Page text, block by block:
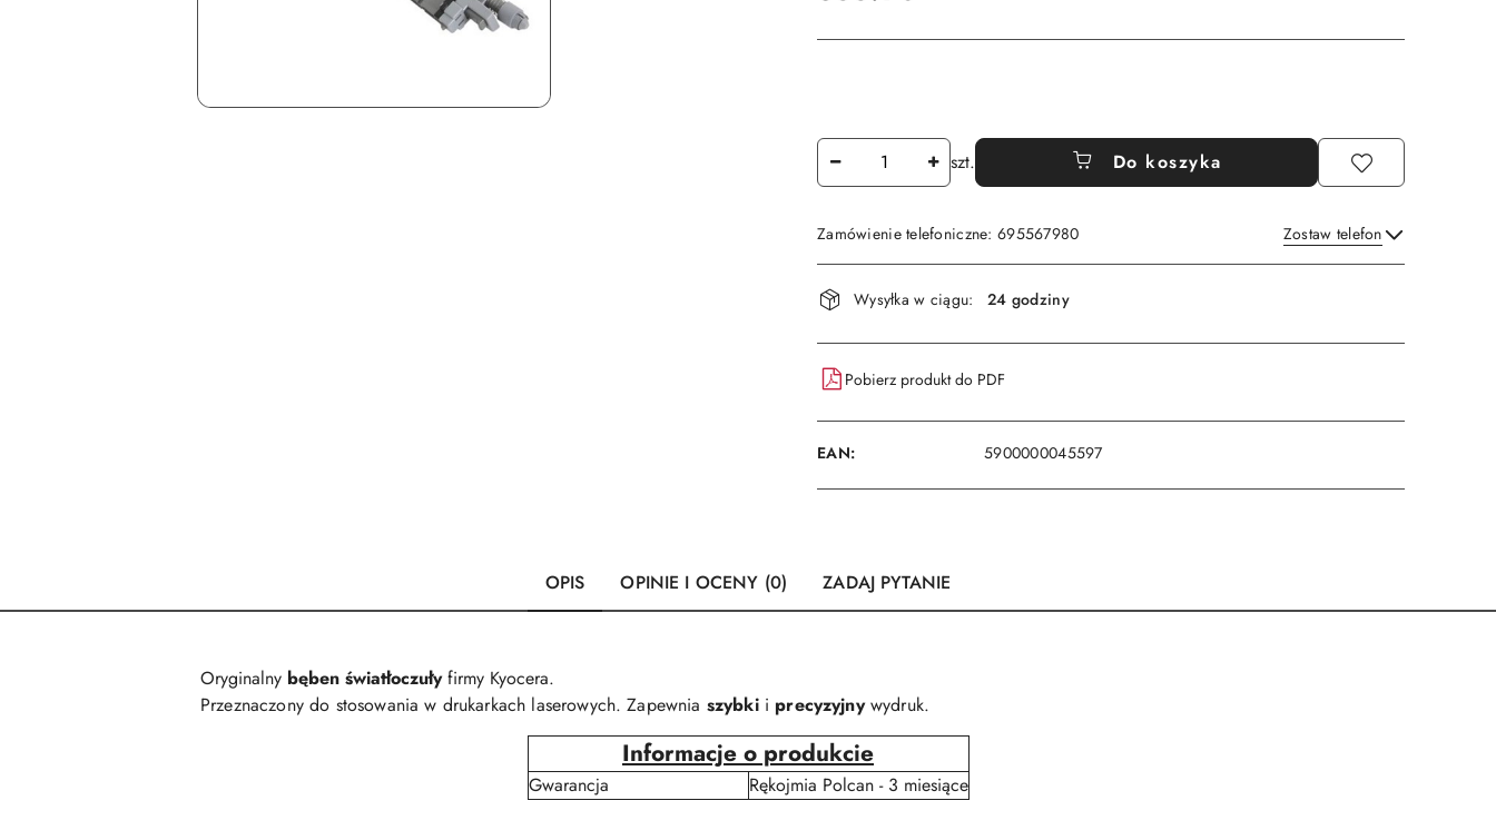
Ilość szt. Do koszyka
Zamówienie telefoniczne: 695567980 Zostaw telefon
Wyślij
Dostępność
i
dostawa
Wysyłka w ciągu: 24 godziny
Pobierz produkt do PDF
EAN: 5900000045597
OPIS OPINIE I OCENY (0) ZADAJ PYTANIE
Oryginalny bęben światłoczułyfirmy Kyocera.
Przeznaczony do stosowania w drukarkach laserowych. Zapewnia szybki i precyzyjnywydruk.
Informacje o produkcie
Gwarancja Rękojmia Polcan - 3 miesiące